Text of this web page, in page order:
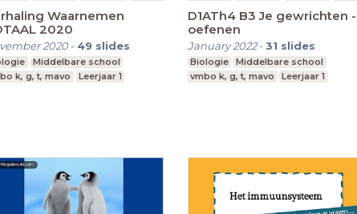
Waarnemen
2020
2020- 49 slides
Middelbare school
k, g, t, mavo
Leerjaar 1
D1ATh4 B3 Je gewrichten -
oefenen
January 2022-31 slides
Biologie
Middelbare school
vmbo k, g, t, mavo
Leerjaar 1